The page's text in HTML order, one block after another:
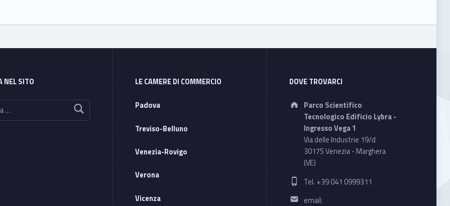
NEL SITO LE CAMERE DI COMMERCIO
Padova
Treviso-Belluno
Venezia-Rovigo
Verona
Vicenza
DOVE TROVARCI
Address:
Parco Scientifico
Tecnologico Edificio Lybra -
Ingresso Vega 1
Via delle Industrie 19/d
30175 Venezia - Marghera
(VE)
Phone number:
Tel. +39 041 0999311
Email address:
email: